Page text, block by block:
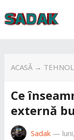
ACASĂ→
Ce
externă
Sadak—